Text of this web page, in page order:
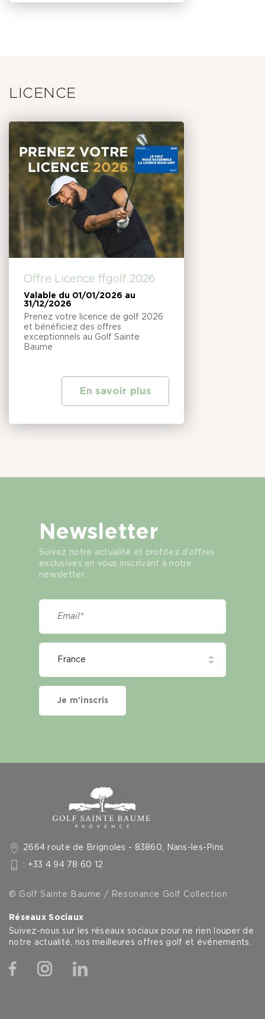
LICENCE
Offre Licence ffgolf 2026
Valable du 01/01/2026 au
31/12/2026
Prenez votre licence de golf 2026
et bénéficiez des offres
exceptionnels au Golf Sainte
Baume
En savoir plus
2664 route de Brignoles - 83860, Nans-les-Pins
: +33 4 94 78 60 12
© Golf Sainte Baume / Resonance Golf Collection
Réseaux Sociaux
Suivez-nous sur les réseaux sociaux pour ne rien louper de
notre actualité, nos meilleures offres golf et événements.
FacebookInstagram
Newsletter
Suivez notre actualité et profitez d'offres
exclusives en vous inscrivant à notre
newsletter.
Je m'inscris